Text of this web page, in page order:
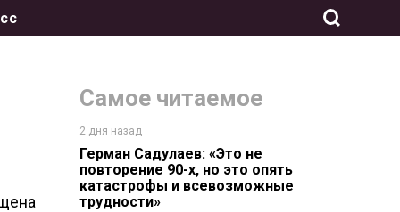
Самое читаемое
2 дня назад
Герман Садулаев: «Это не
повторение 90-х, но это опять
катастрофы и всевозможные
трудности»